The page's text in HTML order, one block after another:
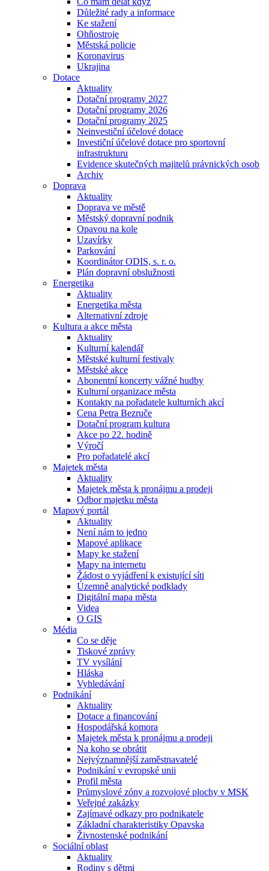
Důležité rady a informace
Ke stažení
Ohňostroje
Městská policie
Koronavirus
Ukrajina
Dotace
Aktuality
Dotační programy 2027
Dotační programy 2026
Dotační programy 2025
Neinvestiční účelové dotace
Investiční účelové dotace pro sportovní
infrastrukturu
Evidence skutečných majitelů právnických osob
Archiv
Doprava
Aktuality
Doprava ve městě
Městský dopravní podnik
Opavou na kole
Uzavírky
Parkování
Koordinátor ODIS, s. r. o.
Plán dopravní obslužnosti
Energetika
Aktuality
Energetika města
Alternativní zdroje
Kultura a akce města
Aktuality
Kulturní kalendář
Městské kulturní festivaly
Městské akce
Abonentní koncerty vážné hudby
Kulturní organizace města
Kontakty na pořadatele kulturních akcí
Cena Petra Bezruče
Dotační program kultura
Akce po 22. hodině
Výročí
Pro pořadatelé akcí
Majetek města
Aktuality
Majetek města k pronájmu a prodeji
Odbor majetku města
Mapový portál
Aktuality
Není nám to jedno
Mapové aplikace
Mapy ke stažení
Mapy na internetu
Žádost o vyjádření k existující síti
Územně analytické podklady
Digitální mapa města
Videa
O GIS
Média
Co se děje
Tiskové zprávy
TV vysílání
Hláska
Vyhledávání
Podnikání
Aktuality
Dotace a financování
Hospodářská komora
Majetek města k pronájmu a prodeji
Na koho se obrátit
Nejvýznamnější zaměstnavatelé
Podnikání v evropské unii
Profil města
Průmyslové zóny a rozvojové plochy v MSK
Veřejné zakázky
Zajímavé odkazy pro podnikatele
Základní charakteristiky Opavska
Živnostenské podnikání
Sociální oblast
Aktuality
Rodiny s dětmi